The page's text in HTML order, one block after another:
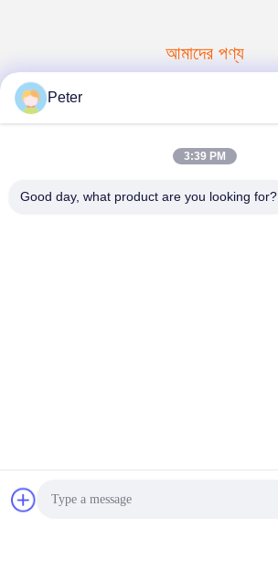
আমাদের পণ্য
Peter
3:39 PM
Good day, what product are you looking for?